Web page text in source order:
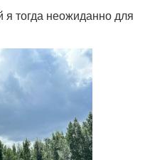
тогда неожиданно для